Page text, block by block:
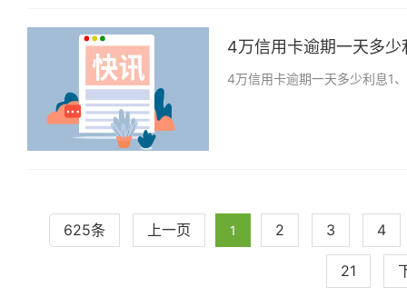
4万信用卡逾期一天多
4万信用卡逾期一天多少利息1
625条 上一页 1 2 3 4
21